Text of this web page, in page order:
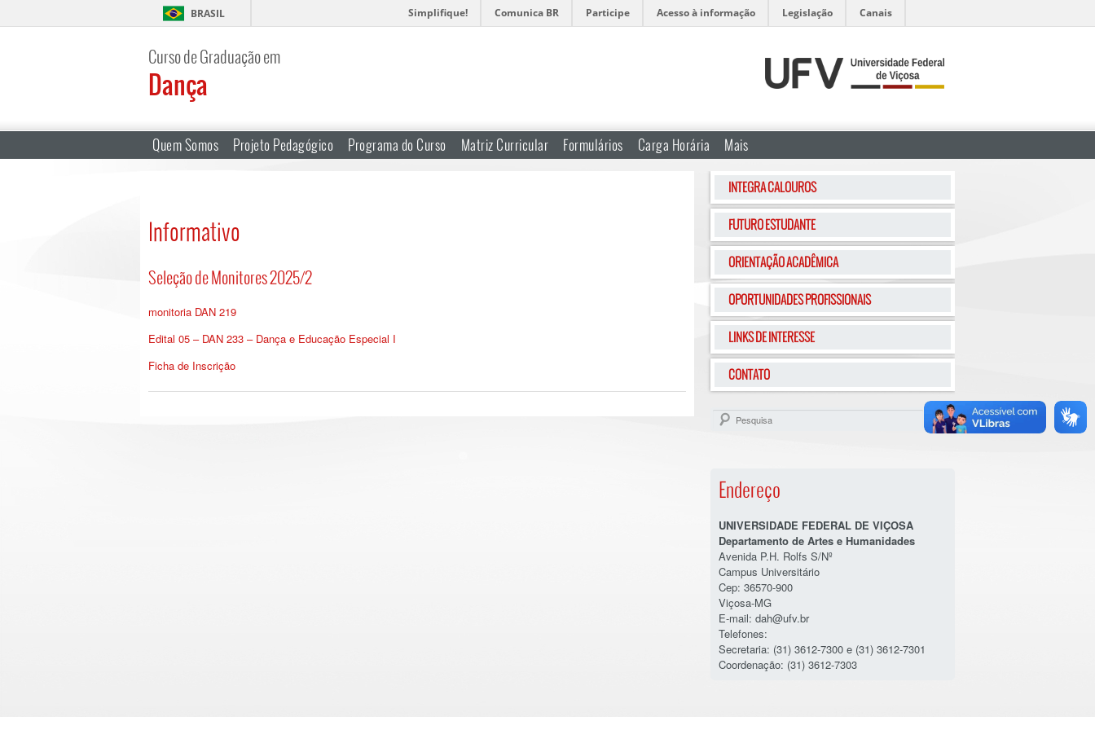
BRASIL Simplifique! Comunica BR Participe Acesso à informação Legislação Canais
Curso de Graduação em
Dança
Quem Somos Projeto Pedagógico Programa do Curso Matriz Curricular Formulários Carga Horária Mais
Informativo
Seleção de Monitores 2025/2
monitoria DAN 219
Edital 05 – DAN 233 – Dança e Educação Especial I
Ficha de Inscrição
INTEGRA CALOUROS
FUTURO ESTUDANTE
ORIENTAÇÃO ACADÊMICA
OPORTUNIDADES PROFISSIONAIS
LINKS DE INTERESSE
CONTATO
Endereço
UNIVERSIDADE FEDERAL DE VIÇOSA
Departamento de Artes e Humanidades
Avenida P.H. Rolfs S/Nº
Campus Universitário
Cep: 36570-900
Viçosa-MG
E-mail: dah@ufv.br
Telefones:
Secretaria: (31) 3612-7300 e (31) 3612-7301
Coordenação: (31) 3612-7303